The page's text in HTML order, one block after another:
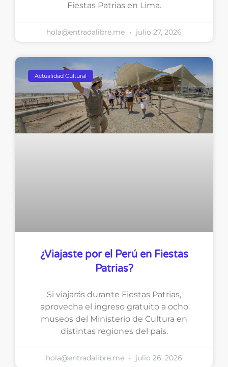
Fiestas Patrias en Lima.
hola@entradalibre.me julio 27, 2026
Actualidad Cultural
¿Viajaste por el Perú en Fiestas
Patrias?
Si viajarás durante Fiestas Patrias,
aprovecha el ingreso gratuito a ocho
museos del Ministerio de Cultura en
distintas regiones del país.
hola@entradalibre.me julio 26, 2026